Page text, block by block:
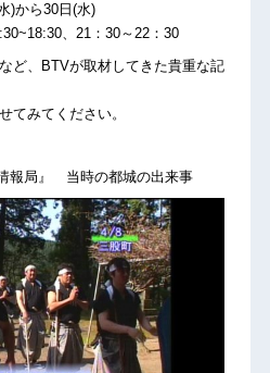
)から30日(水)
、21：30～22：30
ど、BTVが取材してきた貴重な記
てみてください。
報局』 当時の都城の出来事